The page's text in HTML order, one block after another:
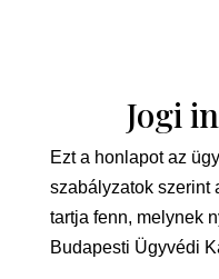
Jogi
Ezt a honlapot az
szabályzatok szerint
tartja fenn, melynek
Budapesti Ügyvédi